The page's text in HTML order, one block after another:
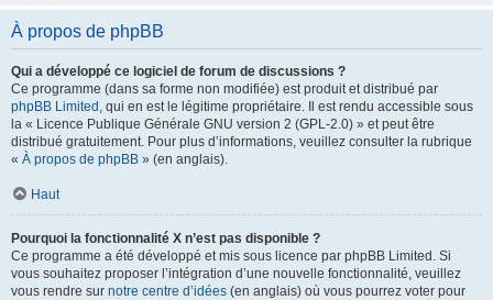
À propos de phpBB
Qui a développé ce logiciel de forum de discussions ?
Ce programme (dans sa forme non modifiée) est produit et distribué par
phpBB Limited , qui en est le légitime propriétaire. Il est rendu accessible sous
la « Licence Publique Générale GNU version 2 (GPL-2.0) » et peut être
distribué gratuitement. Pour plus d’informations, veuillez consulter la rubrique
« À propos de phpBB » (en anglais).
Haut
Pourquoi la fonctionnalité X n’est pas disponible ?
Ce programme a été développé et mis sous licence par phpBB Limited. Si
vous souhaitez proposer l’intégration d’une nouvelle fonctionnalité, veuillez
vous rendre sur notre centre d’idées (en anglais) où vous pourrez voter pour